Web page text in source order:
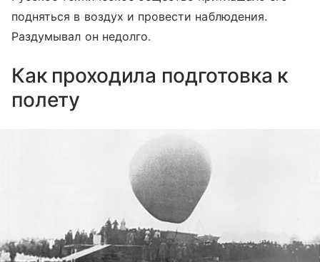
подняться в воздух и провести наблюдения.
Раздумывал он недолго.
Как проходила подготовка к
полету